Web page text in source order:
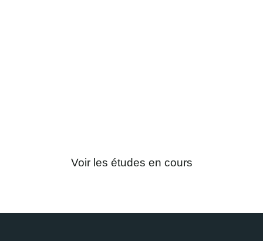
Voir les études en cours